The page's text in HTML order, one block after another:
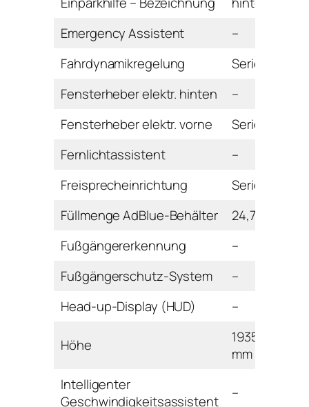
Emergency Assistent
–
Fahrdynamikregelung
Serie
Fensterheber elektr. hinten
–
Fensterheber elektr. vorne
Serie
Fernlichtassistent
–
Freisprecheinrichtung
Serie
Füllmenge AdBlue-Behälter
24,7 l
Fußgängererkennung
–
Fußgängerschutz-System
–
Head-up-Display (HUD)
–
Höhe
1935
mm
Intelligenter
Geschwindigkeitsassistent
–